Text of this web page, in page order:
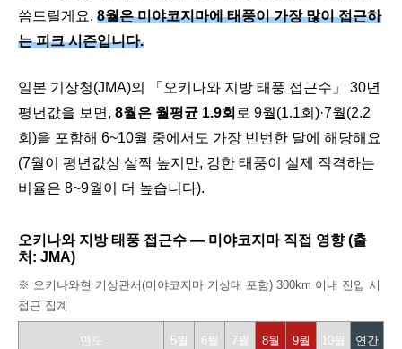
씀드릴게요. 8월은 미야코지마에 태풍이 가장 많이 접근하
는 피크 시즌입니다.
일본 기상청(JMA)의 「오키나와 지방 태풍 접근수」 30년
평년값을 보면, 8월은 월평균 1.9회 로 9월(1.1회)·7월(2.2
회)을 포함해 6~10월 중에서도 가장 빈번한 달에 해당해요
(7월이 평년값상 살짝 높지만, 강한 태풍이 실제 직격하는
비율은 8~9월이 더 높습니다).
오키나와 지방 태풍 접근수 — 미야코지마 직접 영향 (출
처: JMA)
※ 오키나와현 기상관서(미야코지마 기상대 포함) 300km 이내 진입 시
접근 집계
연도 5월 6월 7월 8월 9월 10월 연간